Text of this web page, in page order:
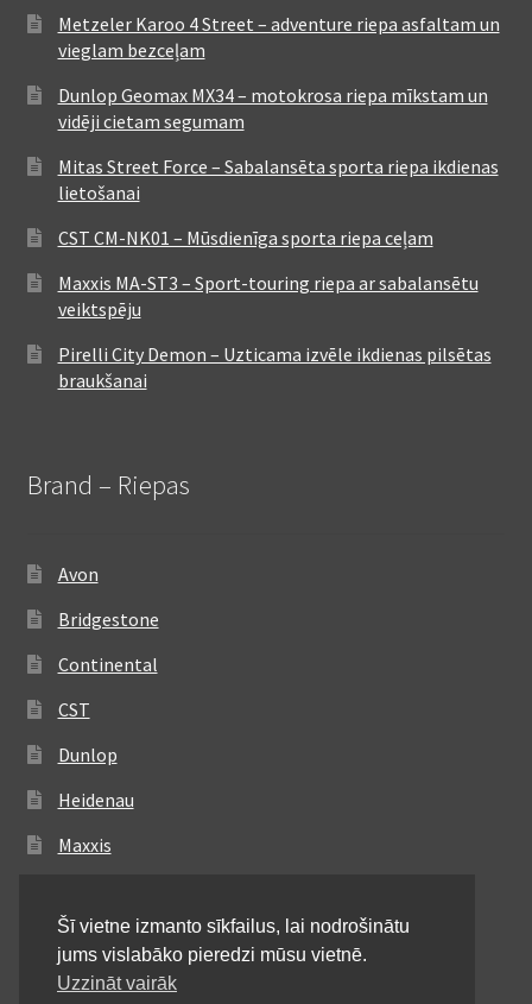
Metzeler Karoo 4 Street – adventure riepa asfaltam un
vieglam bezceļam
Dunlop Geomax MX34 – motokrosa riepa mīkstam un
vidēji cietam segumam
Mitas Street Force – Sabalansēta sporta riepa ikdienas
lietošanai
CST CM-NK01 – Mūsdienīga sporta riepa ceļam
Maxxis MA-ST3 – Sport-touring riepa ar sabalansētu
veiktspēju
Pirelli City Demon – Uzticama izvēle ikdienas pilsētas
braukšanai
Brand – Riepas
Avon
Bridgestone
Continental
CST
Dunlop
Heidenau
Maxxis
Michelin
Mitas
Šī vietne izmanto sīkfailus, lai nodrošinātu
jums vislabāko pieredzi mūsu vietnē.
Uzzināt vairāk